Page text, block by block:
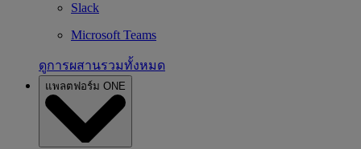
Slack
Microsoft Teams
ดูการผสานรวมทั้งหมด
แพลตฟอร์ม ONE